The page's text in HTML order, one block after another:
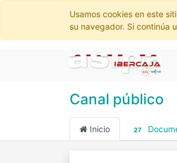
Usamos cookies en este
su navegador. Si continúa
Canal público
Inicio 27